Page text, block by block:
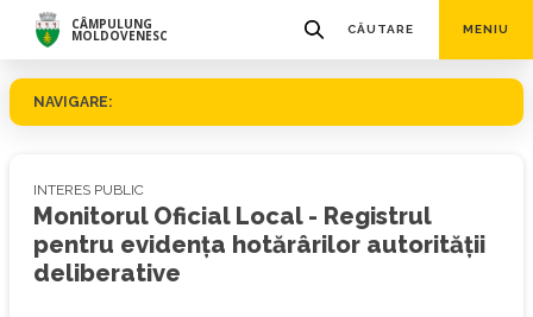
CÂMPULUNG
MOLDOVENESC CĂUTARE MENIU
NAVIGARE:
INTERES PUBLIC
Monitorul Oficial Local - Registrul
pentru evidenţa hotărârilor autorităţii
deliberative